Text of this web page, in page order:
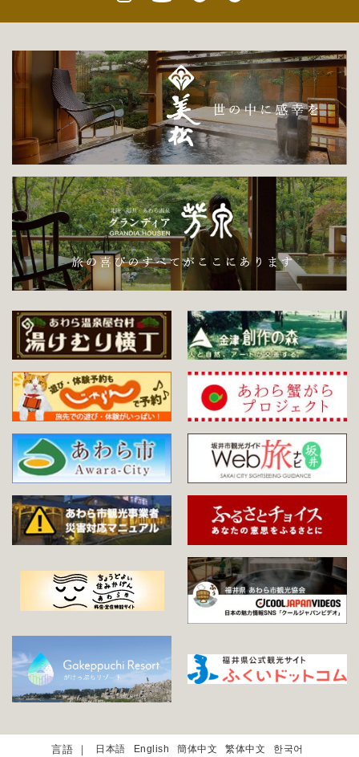
日本語 English 簡体中文 繁体中文 한국어